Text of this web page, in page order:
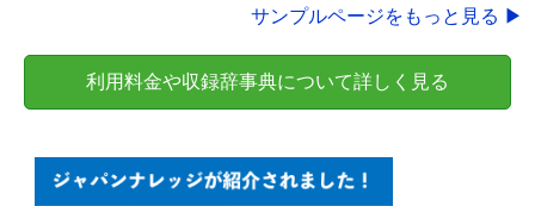
サンプルページをもっと見る ▶
利用料金や収録辞事典について詳しく見る